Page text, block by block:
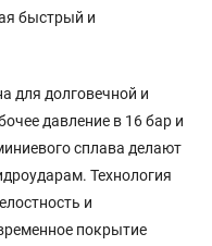
быстрый и
для долговечной и
давление в 16 бар и
сплава делают
Технология
и
покрытие